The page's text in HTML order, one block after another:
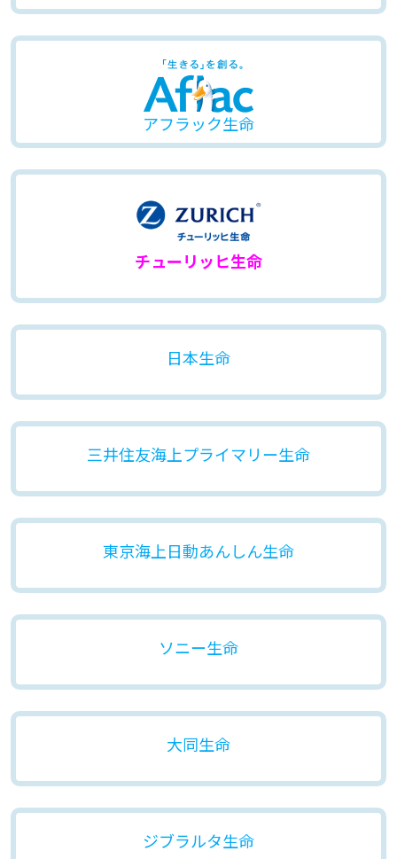
アフラック生命
チューリッヒ生命
日本生命
三井住友海上プライマリー生命
東京海上日動あんしん生命
ソニー生命
大同生命
ジブラルタ生命